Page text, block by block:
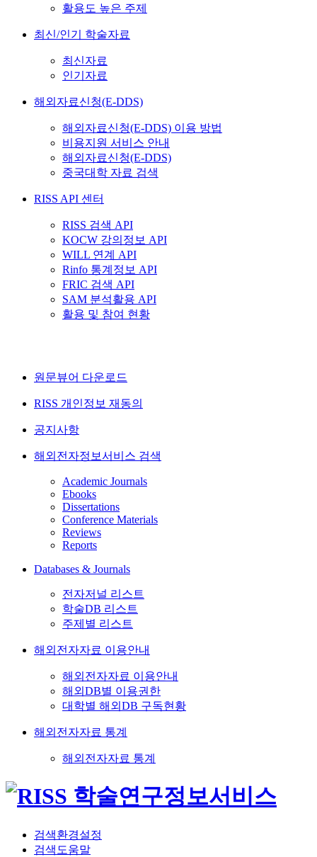
활용도 높은 주제
최신/인기 학술자료
최신자료
인기자료
해외자료신청(E-DDS)
해외자료신청(E-DDS) 이용 방법
비용지원 서비스 안내
해외자료신청(E-DDS)
중국대학 자료 검색
RISS API 센터
RISS 검색 API
KOCW 강의정보 API
WILL 연계 API
Rinfo 통계정보 API
FRIC 검색 API
SAM 분석활용 API
활용 및 참여 현황
원문뷰어 다운로드
RISS 개인정보 재동의
공지사항
해외전자정보서비스 검색
Academic Journals
Ebooks
Dissertations
Conference Materials
Reviews
Reports
Databases & Journals
전자저널 리스트
학술DB 리스트
주제별 리스트
해외전자자료 이용안내
해외전자자료 이용안내
해외DB별 이용권한
대학별 해외DB 구독현황
해외전자자료 통계
해외전자자료 통계
검색환경설정
검색도움말